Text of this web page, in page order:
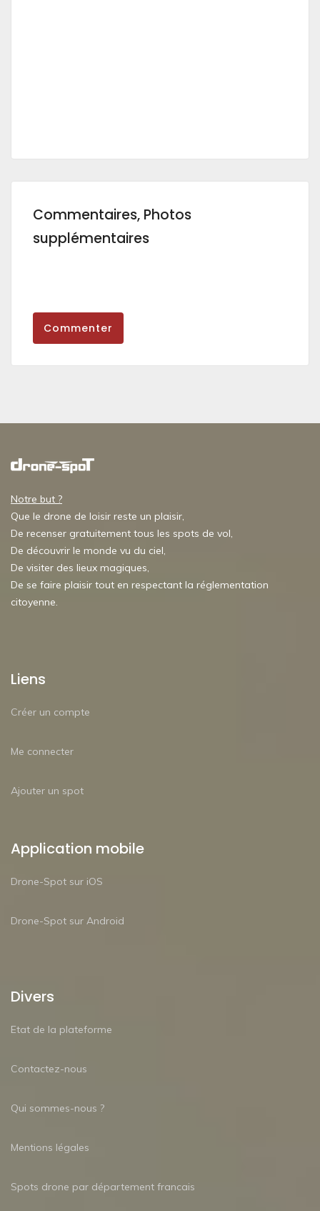
Commentaires, Photos
supplémentaires
Commenter
Notre but ?
Que le drone de loisir reste un plaisir,
De recenser gratuitement tous les spots de vol,
De découvrir le monde vu du ciel,
De visiter des lieux magiques,
De se faire plaisir tout en respectant la réglementation
citoyenne.
Liens
Créer un compte
Me connecter
Ajouter un spot
Application mobile
Drone-Spot sur iOS
Drone-Spot sur Android
Divers
Etat de la plateforme
Contactez-nous
Qui sommes-nous ?
Mentions légales
Spots drone par département francais